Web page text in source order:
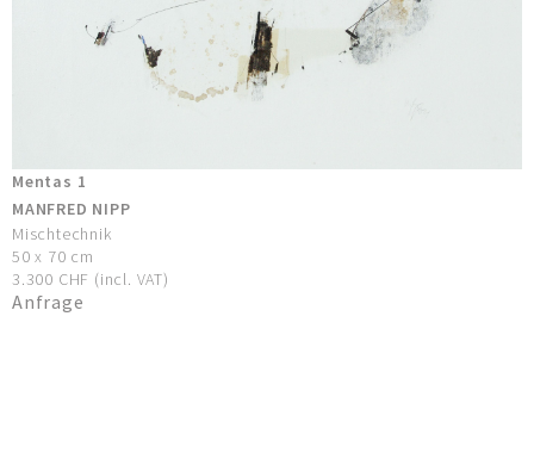
Mentas 1
MANFRED NIPP
Mischtechnik
50 x 70 cm
3.300 CHF (incl. VAT)
Anfrage